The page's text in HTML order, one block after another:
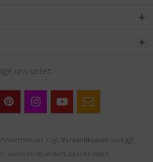
uns unter:
zzgl. Versandkosten und ggf.
wenn nicht anders beschrieben.